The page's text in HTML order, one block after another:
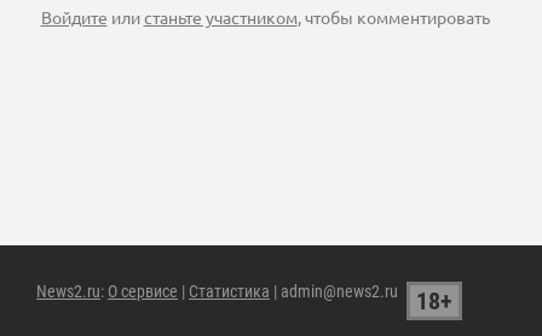
Войдите илистаньте участником, чтобы комментировать
News2.ru: О сервисе | Статистика | admin@news2.ru 18+